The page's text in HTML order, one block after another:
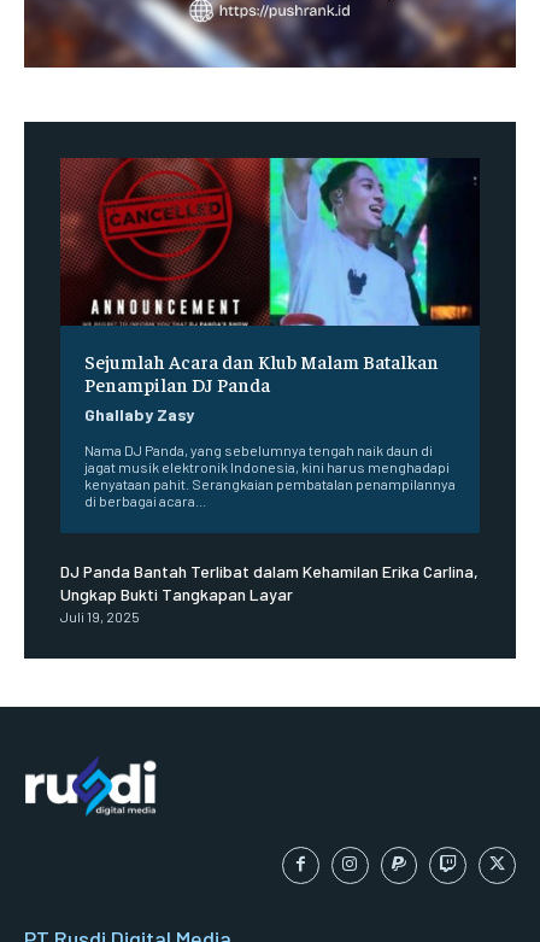
Sejumlah Acara dan Klub Malam Batalkan
Penampilan DJ Panda
Ghallaby Zasy
Nama DJ Panda, yang sebelumnya tengah naik daun di
jagat musik elektronik Indonesia, kini harus menghadapi
kenyataan pahit. Serangkaian pembatalan penampilannya
di berbagai acara...
DJ Panda Bantah Terlibat dalam Kehamilan Erika Carlina,
Ungkap Bukti Tangkapan Layar
Juli 19, 2025